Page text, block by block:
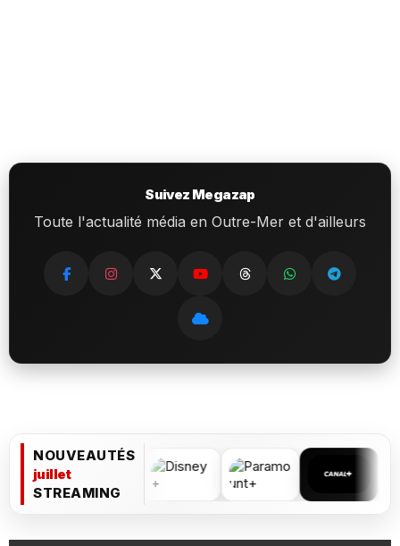
Suivez Megazap
Toute l'actualité média en Outre-Mer et d'ailleurs
NOUVEAUTÉS
juillet
STREAMING